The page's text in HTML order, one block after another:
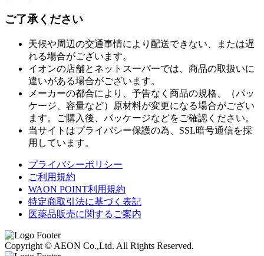
ご了承ください
天候や周辺の交通事情により配送できない、または遅
れる場合がございます。
イオンの店舗とネットスーパーでは、商品の取扱いに
違いがある場合がございます。
メーカーの都合により、予告なく商品の規格、（パッ
ケージ、容量など）原材料が変更になる場合がござい
ます。ご購入後、パッケージなどをご確認ください。
当サイトはプライバシー保護の為、SSL暗号通信を採
用しています。
プライバシーポリシー
ご利用規約
WAON POINT利用規約
特定商取引法に基づく表記
医薬品販売に関するご案内
Copyright © AEON Co.,Ltd. All Rights Reserved.